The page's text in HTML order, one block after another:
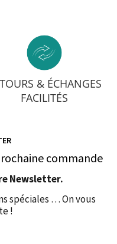
& ÉCHANGES
FACILITÉS
commande
Newsletter.
spéciales … On vous
!